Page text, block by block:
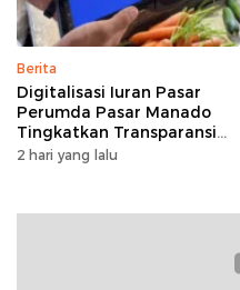
Berita
Digitalisasi Iuran Pasar
Perumda Pasar Manado
Tingkatkan Transparansi
dan Tata Kelola Keuangan
2 hari yang lalu